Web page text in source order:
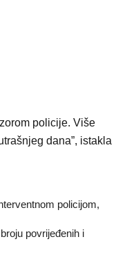
policije. Više
dana”, istakla
policijom,
povrijeđenih i